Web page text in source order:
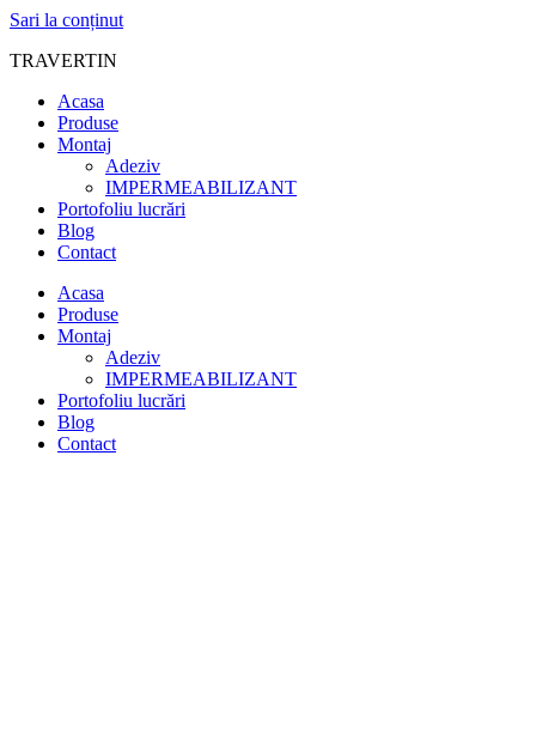
Sari la conținut
TRAVERTIN
Acasa
Produse
Montaj
Adeziv
IMPERMEABILIZANT
Portofoliu lucrări
Blog
Contact
Acasa
Produse
Montaj
Adeziv
IMPERMEABILIZANT
Portofoliu lucrări
Blog
Contact